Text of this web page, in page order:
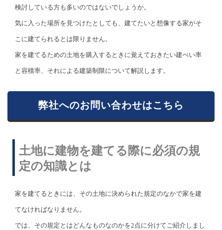
検討している方も多いのではないでしょうか。
気に入った場所を見つけたとしても、建てたいと想像する家がそ
こに建てられるとは限りません。
家を建てるための土地を購入するときに覚えておきたい建ぺい率
と容積率、それによる建築制限について解説します。
弊社へのお問い合わせはこちら
土地に建物を建てる際に必須の規
定の知識とは
家を建てるときには、その土地に決められた規定のなかで家を建
てなければなりません。
では、その規定とはどんなものなのかを2点に分けてご紹介しまし